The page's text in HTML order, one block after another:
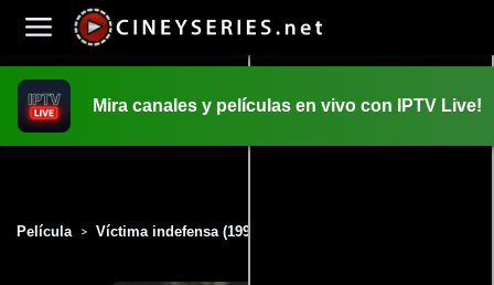
Mira canales y películas en vivo con IPTV Live!
Película > Víctima indefensa (1993)